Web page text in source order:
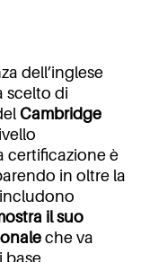
dell’inglese
scelto di
Cambridge
certificazione è
in oltre la
il suo
che va
base,